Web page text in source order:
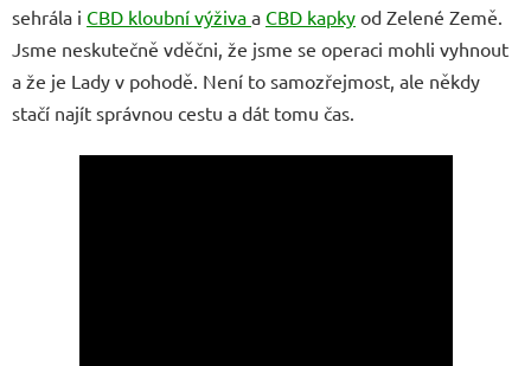
sehrála i CBD kloubní výživa a CBD kapky od Zelené Země.
Jsme neskutečně vděčni, že jsme se operaci mohli vyhnout
a že je Lady v pohodě. Není to samozřejmost, ale někdy
stačí najít správnou cestu a dát tomu čas.